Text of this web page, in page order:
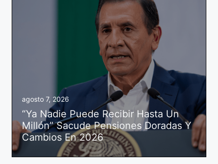
agosto 7, 2026
“Ya Nadie Puede Recibir Hasta Un
Millón” Sacude Pensiones Doradas Y
Cambios En 2026